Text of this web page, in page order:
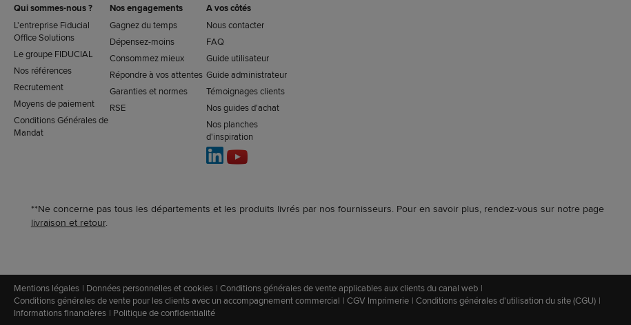
Qui sommes-nous ?
L'entreprise Fiducial
Office Solutions
Le groupe FIDUCIAL
Nos références
Recrutement
Moyens de paiement
Conditions Générales de
Mandat
Nos engagements
Gagnez du temps
Dépensez-moins
Consommez mieux
Répondre à vos attentes
Garanties et normes
RSE
A vos côtés
Nous contacter
FAQ
Guide utilisateur
Guide administrateur
Témoignages clients
Nos guides d'achat
Nos planches
d'inspiration
**Ne concerne pas tous les départements et les produits livrés par nos fournisseurs. Pour en savoir plus, rendez-vous sur notre page
livraison et retour.
Mentions légales Données personnelles et cookies Conditions générales de vente applicables aux clients du canal web
Conditions générales de vente pour les clients avec un accompagnement commercial
CGV Imprimerie Conditions générales d'utilisation du site (CGU)
Informations financières
Politique de confidentialité